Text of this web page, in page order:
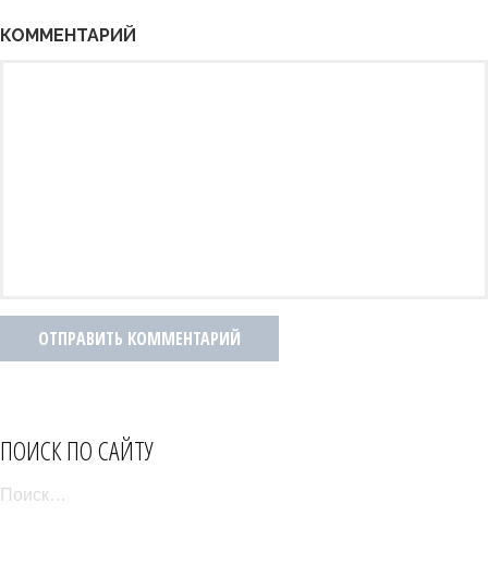
КОММЕНТАРИЙ
ПОИСК ПО САЙТУ
НАЙТИ: